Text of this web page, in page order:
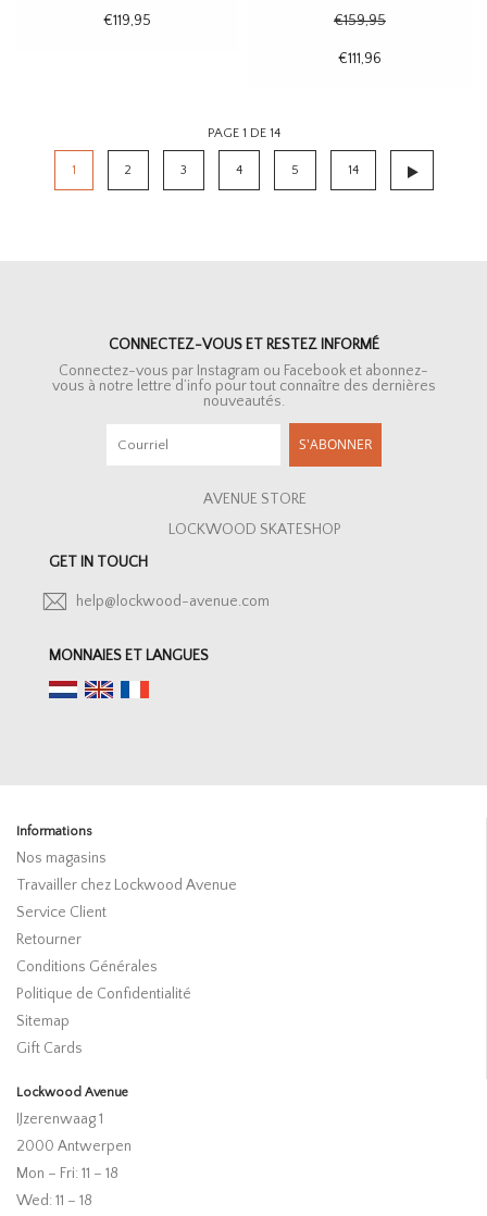
€119,95
€159,95
€111,96
PAGE 1 DE 14
1 2 3 4 5 14
CONNECTEZ-VOUS ET RESTEZ INFORMÉ
Connectez-vous par Instagram ou Facebook et abonnez-
vous à notre lettre d’info pour tout connaître des dernières
nouveautés.
S'ABONNER
AVENUE STORE
LOCKWOOD SKATESHOP
GET IN TOUCH
help@lockwood-avenue.com
MONNAIES ET LANGUES
Informations
Nos magasins
Travailler chez Lockwood Avenue
Service Client
Retourner
Conditions Générales
Politique de Confidentialité
Sitemap
Gift Cards
Lockwood Avenue
IJzerenwaag 1
2000 Antwerpen
Mon – Fri: 11 – 18
Wed: 11 – 18